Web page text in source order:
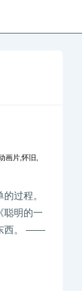
画片,怀旧 ,
过程。
聪明的一
西。 ——